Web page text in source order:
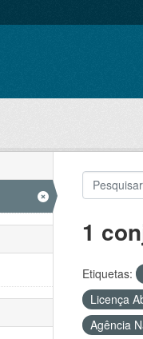
1
Etiquetas:
Licença
Agência